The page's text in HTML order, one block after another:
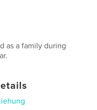
as a family during